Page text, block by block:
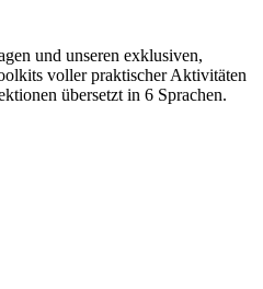
und unseren exklusiven,
voller praktischer Aktivitäten
übersetzt in 6 Sprachen.